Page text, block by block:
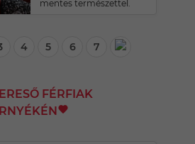
mentes természettel.
4 5 6 7
FÉRFIAK